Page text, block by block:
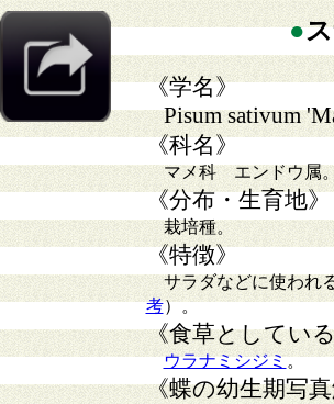
●
《学名》
Pisum sativum
《科名》
マメ科 エンドウ属
《分布・生育地》
栽培種。
《特徴》
サラダなどに使われ
考）。
《食草としてい
ウラナミシジミ。
《蝶の幼生期写